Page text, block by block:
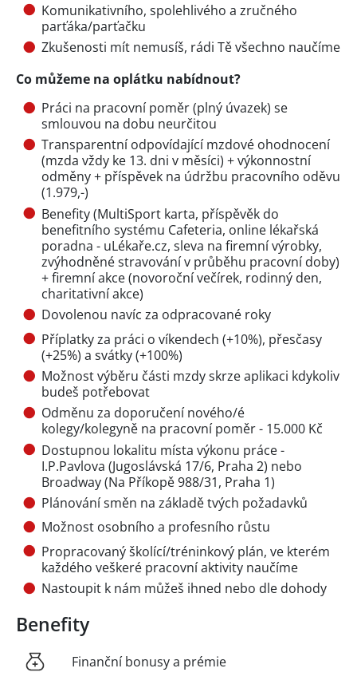
Komunikativního, spolehlivého a zručného
parťáka/parťačku
Zkušenosti mít nemusíš, rádi Tě všechno naučíme
Co můžeme na oplátku nabídnout?
Práci na pracovní poměr (plný úvazek) se
smlouvou na dobu neurčitou
Transparentní odpovídající mzdové ohodnocení
(mzda vždy ke 13. dni v měsíci) + výkonnostní
odměny + příspěvek na údržbu pracovního oděvu
(1.979,-)
Benefity (MultiSport karta, příspěvěk do
benefitního systému Cafeteria, online lékařská
poradna - uLékaře.cz, sleva na firemní výrobky,
zvýhodněné stravování v průběhu pracovní doby)
+ firemní akce (novoroční večírek, rodinný den,
charitativní akce)
Dovolenou navíc za odpracované roky
Příplatky za práci o víkendech (+10%), přesčasy
(+25%) a svátky (+100%)
Možnost výběru části mzdy skrze aplikaci kdykoliv
budeš potřebovat
Odměnu za doporučení nového/é
kolegy/kolegyně na pracovní poměr - 15.000 Kč
Dostupnou lokalitu místa výkonu práce -
I.P.Pavlova (Jugoslávská 17/6, Praha 2) nebo
Broadway (Na Příkopě 988/31, Praha 1)
Plánování směn na základě tvých požadavků
Možnost osobního a profesního růstu
Propracovaný školící/tréninkový plán, ve kterém
každého veškeré pracovní aktivity naučíme
Nastoupit k nám můžeš ihned nebo dle dohody
Benefity
Finanční bonusy a prémie